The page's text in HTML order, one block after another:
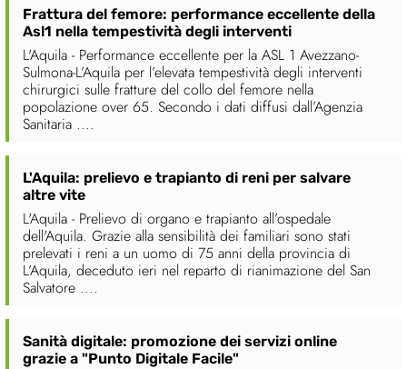
Frattura del femore: performance eccellente della
Asl1 nella tempestività degli interventi
L'Aquila - Performance eccellente per la ASL 1 Avezzano-
Sulmona-L’Aquila per l’elevata tempestività degli interventi
chirurgici sulle fratture del collo del femore nella
popolazione over 65. Secondo i dati diffusi dall’Agenzia
Sanitaria ....
L'Aquila: prelievo e trapianto di reni per salvare
altre vite
L'Aquila - Prelievo di organo e trapianto all’ospedale
dell'Aquila. Grazie alla sensibilità dei familiari sono stati
prelevati i reni a un uomo di 75 anni della provincia di
L’Aquila, deceduto ieri nel reparto di rianimazione del San
Salvatore ....
Sanità digitale: promozione dei servizi online
grazie a "Punto Digitale Facile"